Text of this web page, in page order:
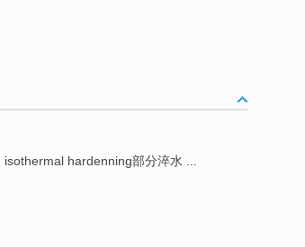
isothermal hardenning部分淬水 ...